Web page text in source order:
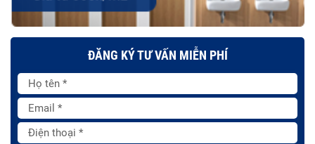
ĐĂNG KÝ TƯ VẤN MIỄN PHÍ